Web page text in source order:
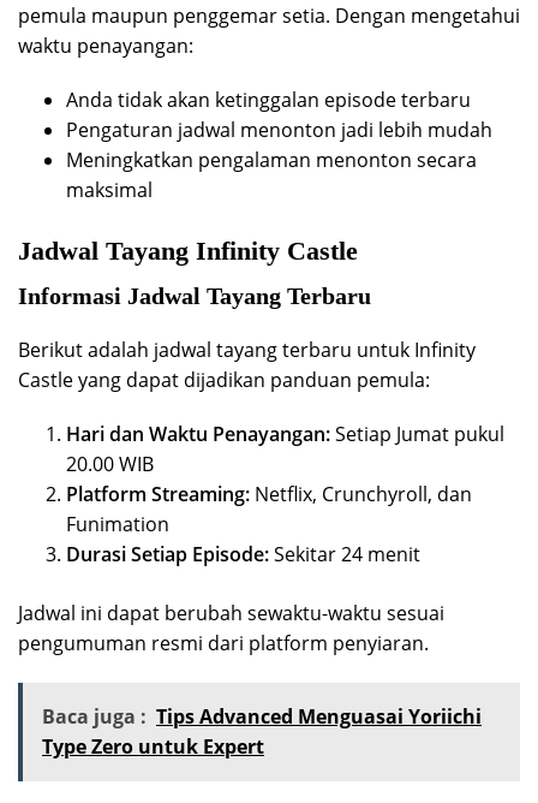
pemula maupun penggemar setia. Dengan mengetahui
waktu penayangan:
Anda tidak akan ketinggalan episode terbaru
Pengaturan jadwal menonton jadi lebih mudah
Meningkatkan pengalaman menonton secara
maksimal
Jadwal Tayang Infinity Castle
Informasi Jadwal Tayang Terbaru
Berikut adalah jadwal tayang terbaru untuk Infinity
Castle yang dapat dijadikan panduan pemula:
Hari dan Waktu Penayangan:Setiap Jumat pukul
20.00 WIB
Platform Streaming: Netflix, Crunchyroll, dan
Funimation
Durasi Setiap Episode:Sekitar 24 menit
Jadwal ini dapat berubah sewaktu-waktu sesuai
pengumuman resmi dari platform penyiaran.
Baca juga : Tips Advanced Menguasai Yoriichi
Type Zero untuk Expert